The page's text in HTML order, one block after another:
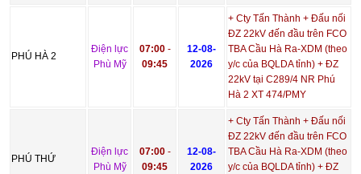
PHÚ HÀ 2
Điện lực
Phù Mỹ
07:00-
09:45
12-08-
2026
+ Cty Tấn Thành + Đấu nối
ĐZ 22kV đến đầu trên FCO
TBA Cầu Hà Ra-XDM (theo
y/c của BQLDA tỉnh) + ĐZ
22kV tại C289/4 NR Phú
Hà 2 XT 474/PMY
PHÚ THỨ
Điện lực
Phù Mỹ
07:00-
09:45
12-08-
2026
+ Cty Tấn Thành + Đấu nối
ĐZ 22kV đến đầu trên FCO
TBA Cầu Hà Ra-XDM (theo
y/c của BQLDA tỉnh) + ĐZ